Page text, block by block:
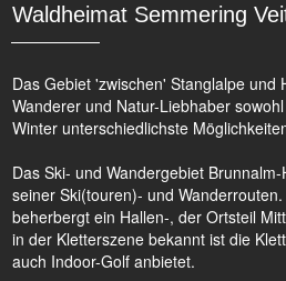
Waldheimat Semmering
Das Gebiet 'zwischen' Stanglalpe und
Wanderer und Natur-Liebhaber
Winter unterschiedlichste
Das Ski- und Wandergebiet
seiner Ski(touren)- und Wanderrouten.
beherbergt ein Hallen-, der Ortsteil
in der Kletterszene bekannt ist die
auch Indoor-Golf anbietet.